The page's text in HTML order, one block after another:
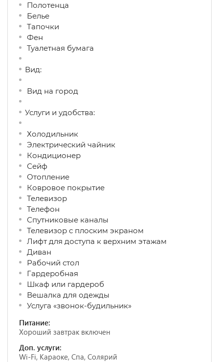
Полотенца
Белье
Тапочки
Фен
Туалетная бумага
Вид:
Вид на город
Услуги и удобства: ​
Холодильник
Электрический чайник
Кондиционер
Сейф
Отопление
Ковровое покрытие
Телевизор
Телефон
Спутниковые каналы
Телевизор с плоским экраном
Лифт для доступа к верхним этажам
Диван
Рабочий стол
Гардеробная
Шкаф или гардероб
Вешалка для одежды
Услуга «звонок-будильник»
Питание:
Хороший завтрак включен
Доп. услуги:
Wi-Fi, Караоке, Спа, Солярий